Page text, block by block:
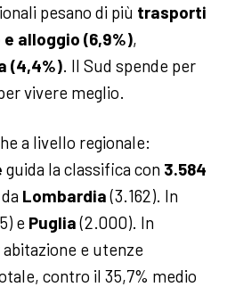
pesano di più trasporti
alloggio (6,9%),
(4,4%). Il Sud spende per
vivere meglio.
a livello regionale:
guida la classifica con 3.584
Lombardia(3.162). In
e Puglia(2.000). In
e utenze
contro il 35,7% medio